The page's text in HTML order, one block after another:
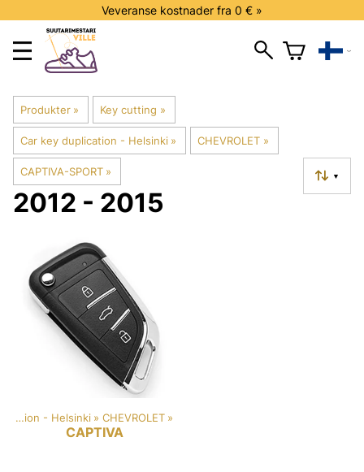
Veveranse kostnader fra 0 € »
Produkter ‪» Key cutting ‪»
Car key duplication - Helsinki ‪» CHEVROLET ‪»
CAPTIVA-SPORT ‪» ▼
2012 - 2015
Car key duplication - Helsinki ‪» CHEVROLET ‪»
CAPTIVA